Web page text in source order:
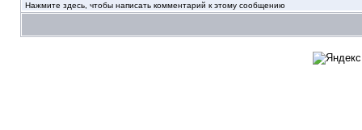
Нажмите здесь, чтобы написать комментарий к этому сообщению